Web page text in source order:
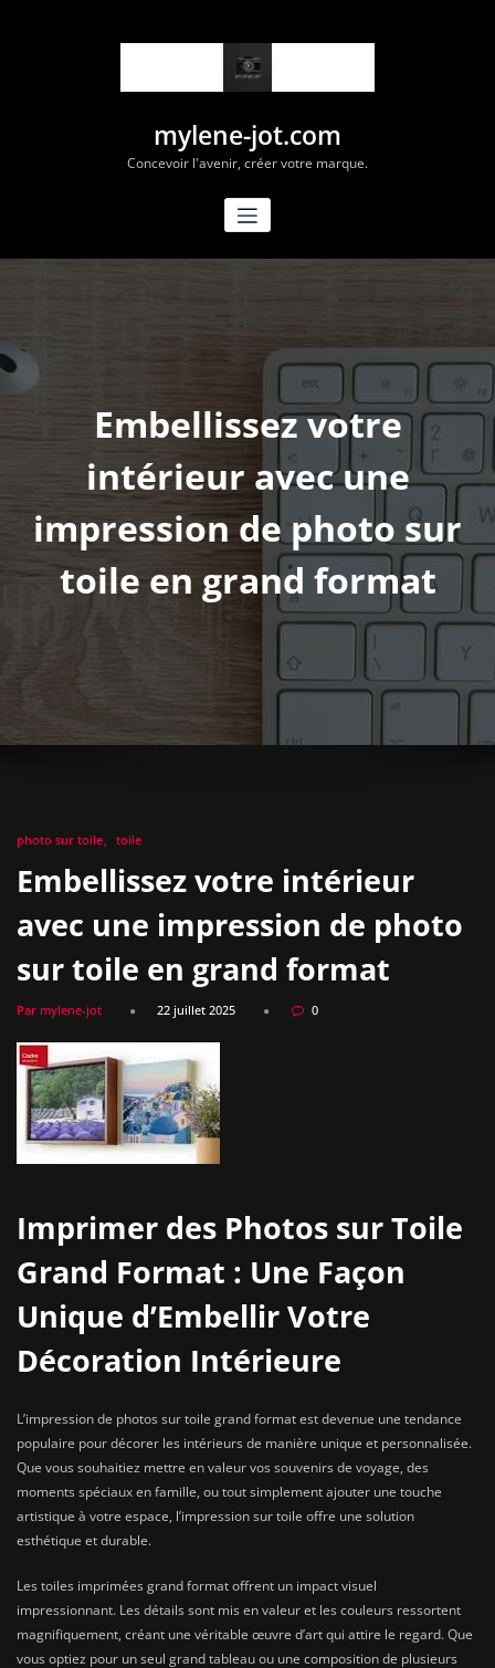
mylene-jot.com
Concevoir l'avenir, créer votre marque.
Embellissez votre
intérieur avec une
impression de photo sur
toile en grand format
photo sur toile toile
Embellissez votre intérieur
avec une impression de photo
sur toile en grand format
Par mylene-jot 22 juillet 2025 0
Imprimer des Photos sur Toile
Grand Format : Une Façon
Unique d’Embellir Votre
Décoration Intérieure
L’impression de photos sur toile grand format est devenue une tendance
populaire pour décorer les intérieurs de manière unique et personnalisée.
Que vous souhaitiez mettre en valeur vos souvenirs de voyage, des
moments spéciaux en famille, ou tout simplement ajouter une touche
artistique à votre espace, l’impression sur toile offre une solution
esthétique et durable.
Les toiles imprimées grand format offrent un impact visuel
impressionnant. Les détails sont mis en valeur et les couleurs ressortent
magnifiquement, créant une véritable œuvre d’art qui attire le regard. Que
vous optiez pour un seul grand tableau ou une composition de plusieurs